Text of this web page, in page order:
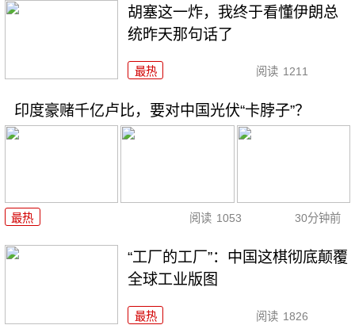
胡塞这一炸，我终于看懂伊朗总
统昨天那句话了
最热 阅读 1211
印度豪赌千亿卢比，要对中国光伏“卡脖子”？
最热 阅读 1053 30分钟前
“工厂的工厂”：中国这棋彻底颠覆
全球工业版图
最热 阅读 1826